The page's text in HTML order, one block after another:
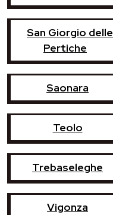
San Giorgio delle
Pertiche
Saonara
Teolo
Trebaseleghe
Vigonza